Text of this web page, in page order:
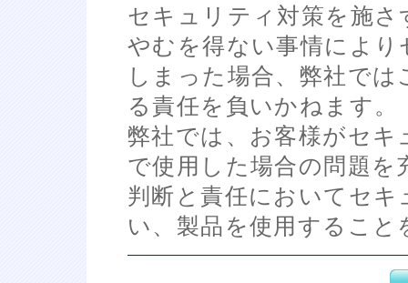
セキュリティ対策を施
やむを得ない事情によ
しまった場合、弊社で
る責任を負いかねます。
弊社では、お客様がセ
で使用した場合の問題を
判断と責任においてセ
い、製品を使用するこ